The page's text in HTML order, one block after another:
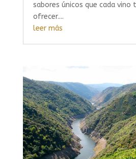
sabores únicos que cada vino
ofrecer....
leer más